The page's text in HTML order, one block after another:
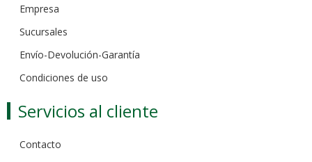
Empresa
Sucursales
Envío-Devolución-Garantía
Condiciones de uso
Servicios al cliente
Contacto